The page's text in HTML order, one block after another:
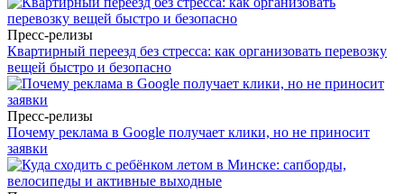
Пресс-релизы
Квартирный переезд без стресса: как организовать перевозку
вещей быстро и безопасно
Пресс-релизы
Почему реклама в Google получает клики, но не приносит
заявки